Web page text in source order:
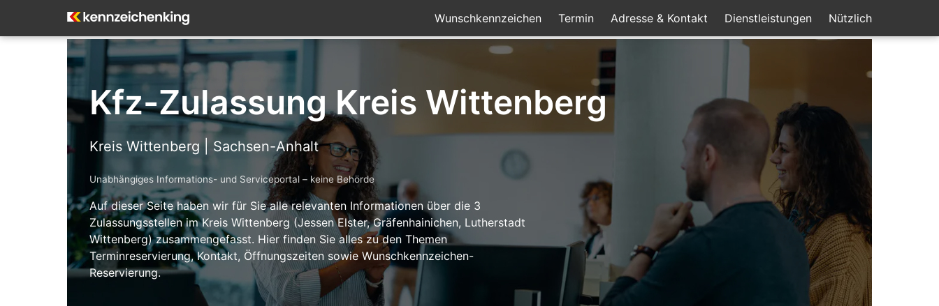
Wunschkennzeichen Termin Adresse & Kontakt Dienstleistungen Nützlich
Kfz-Zulassung Kreis Wittenberg
Kreis Wittenberg | Sachsen-Anhalt
Unabhängiges Informations- und Serviceportal – keine Behörde
Auf dieser Seite haben wir für Sie alle relevanten Informationen über die 3
Zulassungsstellen im Kreis Wittenberg (Jessen Elster, Gräfenhainichen, Lutherstadt
Wittenberg) zusammengefasst. Hier finden Sie alles zu den Themen
Terminreservierung, Kontakt, Öffnungszeiten sowie Wunschkennzeichen-
Reservierung.